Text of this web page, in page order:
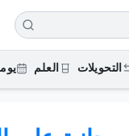
التحويلات العلم